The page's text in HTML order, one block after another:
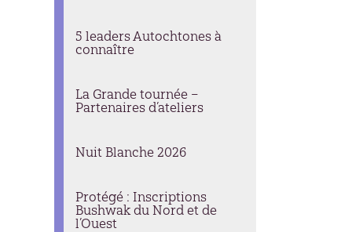
5 leaders Autochtones à
connaître
La Grande tournée –
Partenaires d’ateliers
Nuit Blanche 2026
Protégé : Inscriptions
Bushwak du Nord et de
l’Ouest